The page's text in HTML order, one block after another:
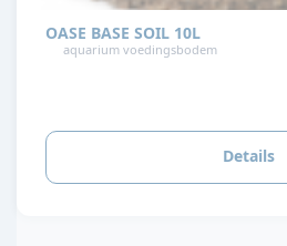
OASE BASE SOIL 10L
aquarium voedingsbodem
Details